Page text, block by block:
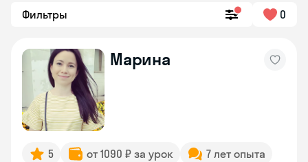
Фильтры 0
Марина
5 от 1090 ₽ за урок
7 лет опыта